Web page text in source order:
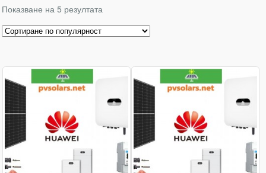
Показване на 5 резултата